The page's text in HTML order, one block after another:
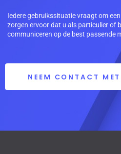
Iedere gebruikssituatie vraagt om
zorgen ervoor dat u als particulier of
communiceren op de best passende
NEEM CONTACT